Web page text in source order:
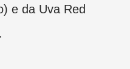
e da Uva Red